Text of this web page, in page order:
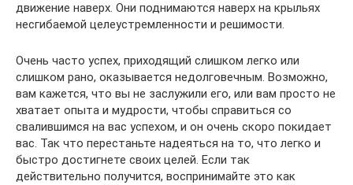
движение наверх. Они поднимаются наверх на крыльях
несгибаемой целеустремленности и решимости.
Очень часто успех, приходящий слишком легко или
слишком рано, оказывается недолговечным. Возможно,
вам кажется, что вы не заслужили его, или вам просто не
хватает опыта и мудрости, чтобы справиться со
свалившимся на вас успехом, и он очень скоро покидает
вас. Так что перестаньте надеяться на то, что легко и
быстро достигнете своих целей. Если так
действительно получится, воспринимайте это как